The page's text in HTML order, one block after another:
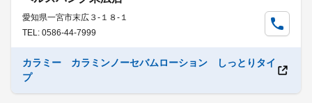
愛知県一宮市末広３-１８-１
TEL: 0586-44-7999
カラミー カラミンノーセバムローション しっとりタイ
プ